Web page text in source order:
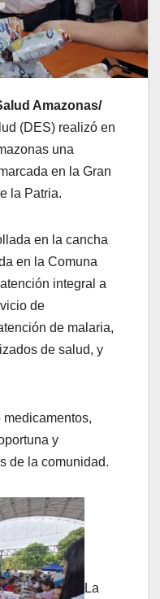
Amazonas/
(DES) realizó en
una
en la Gran
la Patria.
en la cancha
en la Comuna
integral a
de
de malaria,
de salud, y
y
de la comunidad.
La